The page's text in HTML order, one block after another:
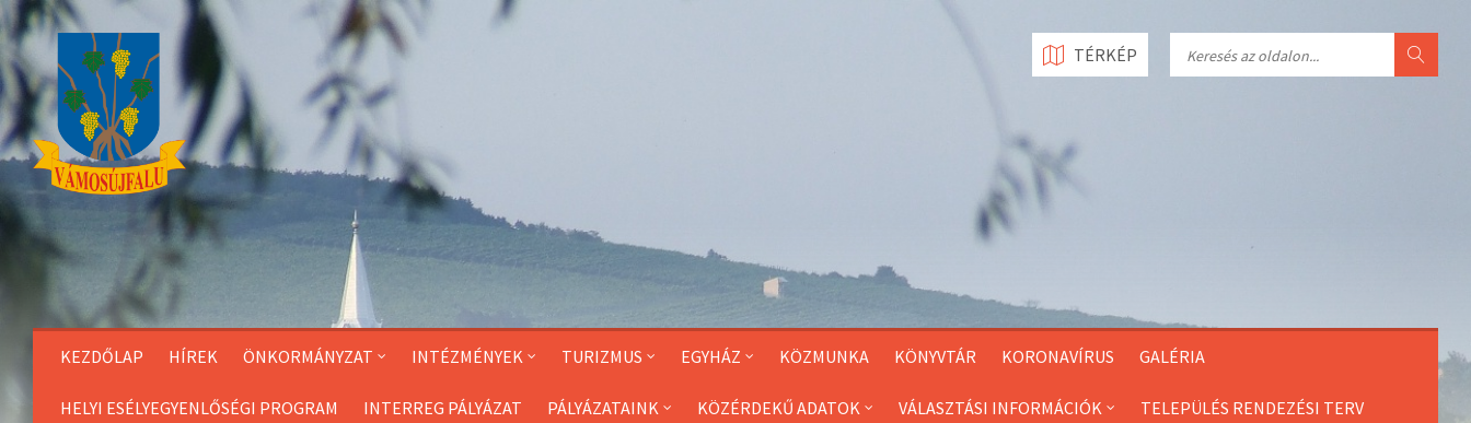
Skip
to
Content
KEZDŐLAP HÍREK ÖNKORMÁNYZAT INTÉZMÉNYEK TURIZMUS EGYHÁZ KÖZMUNKA KÖNYVTÁR KORONAVÍRUS GALÉRIA
HELYI ESÉLYEGYENLŐSÉGI PROGRAM INTERREG PÁLYÁZAT PÁLYÁZATAINK KÖZÉRDEKŰ ADATOK VÁLASZTÁSI INFORMÁCIÓK TELEPÜLÉS RENDEZÉSI TERV
TÉRKÉP